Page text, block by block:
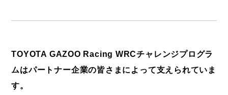
TOYOTA GAZOO Racing WRCチャレンジプログラ
ムはパートナー企業の皆さまによって支えられていま
す。